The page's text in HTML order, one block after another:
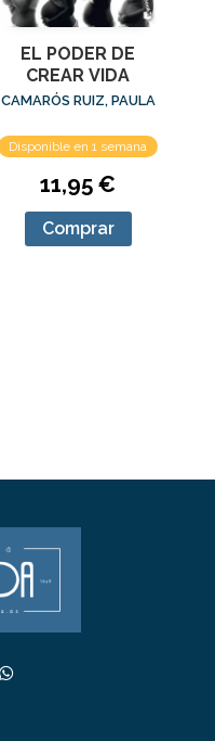
EL PODER DE
CREAR VIDA
CAMARÓS RUIZ, PAULA
Disponible en 1 semana
11,95 €
Comprar